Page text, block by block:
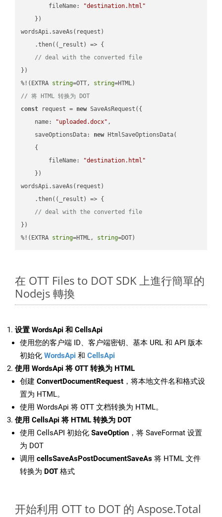
fileName:
"destination.html"
    })
wordsApi.saveAs(request)
    .then(
( _result ) => {
// deal with the converted file
})
%!(EXTRA string=OTT, string
// 将 HTML 转换为 DOT
const request = new SaveAsRequest({
name: "uploaded.docx" ,
saveOptionsData: new HtmlSaveOptionsData(
    {
fileName:
"destination.html"
    })
wordsApi.saveAs(request)
    .then(
( _result ) => {
// deal with the converted file
})
%!(EXTRA string=HTML, string=DOT)
在 OTT Files to DOT SDK 上進行簡單的
Nodejs 轉換
设置 WordsApi 和 CellsApi
使用您的客户端 ID、客户端密钥、基本 URL 和 API 版本
初始化 WordsApi 和 CellsApi
使用 WordsApi 将 OTT 转换为 HTML
创建 ConvertDocumentRequest ，将本地文件名和格式设
置为 HTML。
使用 WordsApi 将 OTT 文档转换为 HTML。
使用 CellsApi 将 HTML 转换为 DOT
使用 CellsAPI 初始化 SaveOption ，将 SaveFormat 设置
为 DOT
调用 cellsSaveAsPostDocumentSaveAs 将 HTML 文件
转换为 DOT 格式
开始利用 OTT to DOT 的 Aspose.Total